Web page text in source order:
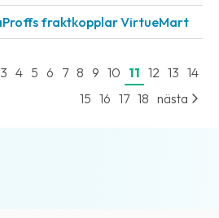
fraktkopplar VirtueMart
3 4 5 6 7 8 9 10 11 12 13 14
15 16 17 18 nästa